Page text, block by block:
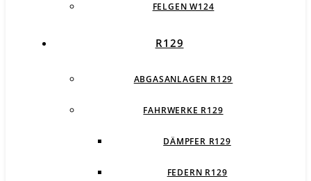
FELGEN W124
R129
ABGASANLAGEN R129
FAHRWERKE R129
DÄMPFER R129
FEDERN R129